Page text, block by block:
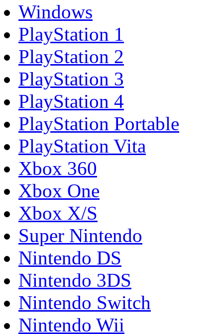
Windows
PlayStation 1
PlayStation 2
PlayStation 3
PlayStation 4
PlayStation Portable
PlayStation Vita
Xbox 360
Xbox One
Xbox X/S
Super Nintendo
Nintendo DS
Nintendo 3DS
Nintendo Switch
Nintendo Wii